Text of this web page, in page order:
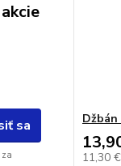
sa
za
11,30 €